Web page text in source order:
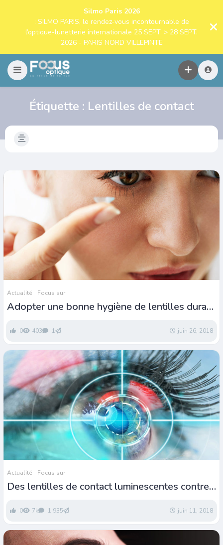
Silmo Paris 2026
: SILMO PARIS, le rendez-vous incontournable de
l’optique-lunetterie internationale 25 SEPT. > 28 SEPT.
2026 - PARIS NORD VILLEPINTE
Étiquette : Lentilles de contact
Actualité Focus sur
Adopter une bonne hygiène de lentilles durant
0 403 1 juin 26, 2018
Actualité Focus sur
Des lentilles de contact luminescentes contre
0 7k 1 935 juin 11, 2018